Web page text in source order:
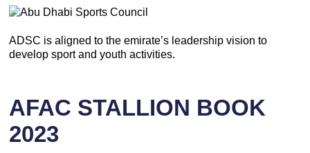
ADSC is aligned to the emirate’s leadership vision to
develop sport and youth activities.
AFAC STALLION BOOK
2023